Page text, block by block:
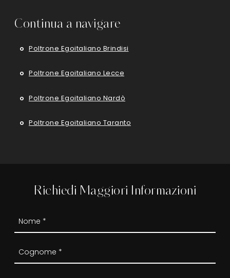
Continua a navigare
Poltrone Egoitaliano Brindisi
Poltrone Egoitaliano Lecce
Poltrone Egoitaliano Nardò
Poltrone Egoitaliano Taranto
Richiedi Maggiori Informazioni